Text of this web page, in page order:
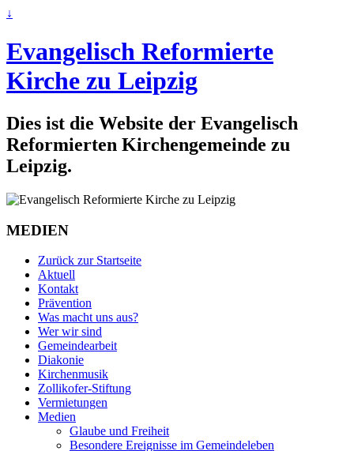
↓
Evangelisch Reformierte
Kirche zu Leipzig
Dies ist die Website der Evangelisch
Reformierten Kirchengemeinde zu
Leipzig.
MEDIEN
Zurück zur Startseite
Aktuell
Kontakt
Prävention
Was macht uns aus?
Wer wir sind
Gemeindearbeit
Diakonie
Kirchenmusik
Zollikofer-Stiftung
Vermietungen
Medien
Glaube und Freiheit
Besondere Ereignisse im Gemeindeleben